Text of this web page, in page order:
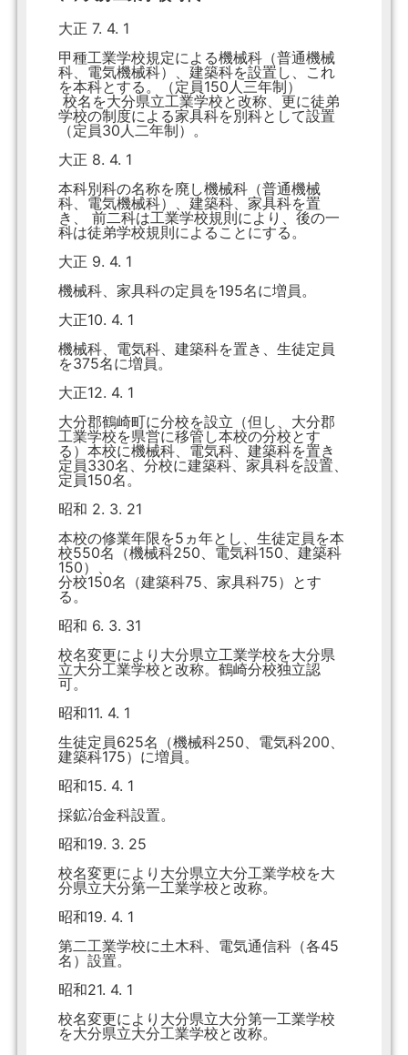
大正 7. 4. 1
甲種工業学校規定による機械科（普通機械
科、電気機械科）、建築科を設置し、これ
を本科とする。（定員150人三年制）
校名を大分県立工業学校と改称、更に徒弟
学校の制度による家具科を別科として設置
（定員30人二年制）。
大正 8. 4. 1
本科別科の名称を廃し機械科（普通機械
科、電気機械科）、建築科、家具科を置
き、 前二科は工業学校規則により、後の一
科は徒弟学校規則によることにする。
大正 9. 4. 1
機械科、家具科の定員を195名に増員。
大正10. 4. 1
機械科、電気科、建築科を置き、生徒定員
を375名に増員。
大正12. 4. 1
大分郡鶴崎町に分校を設立（但し、大分郡
工業学校を県営に移管し本校の分校とす
る）本校に機械科、電気科、建築科を置き
定員330名、分校に建築科、家具科を設置、
定員150名。
昭和 2. 3. 21
本校の修業年限を5ヵ年とし、生徒定員を本
校550名（機械科250、電気科150、建築科
150）、
分校150名（建築科75、家具科75）とす
る。
昭和 6. 3. 31
校名変更により大分県立工業学校を大分県
立大分工業学校と改称。鶴崎分校独立認
可。
昭和11. 4. 1
生徒定員625名（機械科250、電気科200、
建築科175）に増員。
昭和15. 4. 1
採鉱冶金科設置。
昭和19. 3. 25
校名変更により大分県立大分工業学校を大
分県立大分第一工業学校と改称。
昭和19. 4. 1
第二工業学校に土木科、電気通信科（各45
名）設置。
昭和21. 4. 1
校名変更により大分県立大分第一工業学校
を大分県立大分工業学校と改称。